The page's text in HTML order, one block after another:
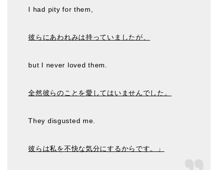
I had pity for them,
彼らにあわれみは持っていましたが、
but I never loved them.
全然彼らのことを愛してはいませんでした。
They disgusted me.
彼らは私を不快な気分にするからです。」